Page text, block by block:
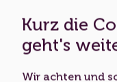
Dies ist
Kurz die
geht's
Wir achten und